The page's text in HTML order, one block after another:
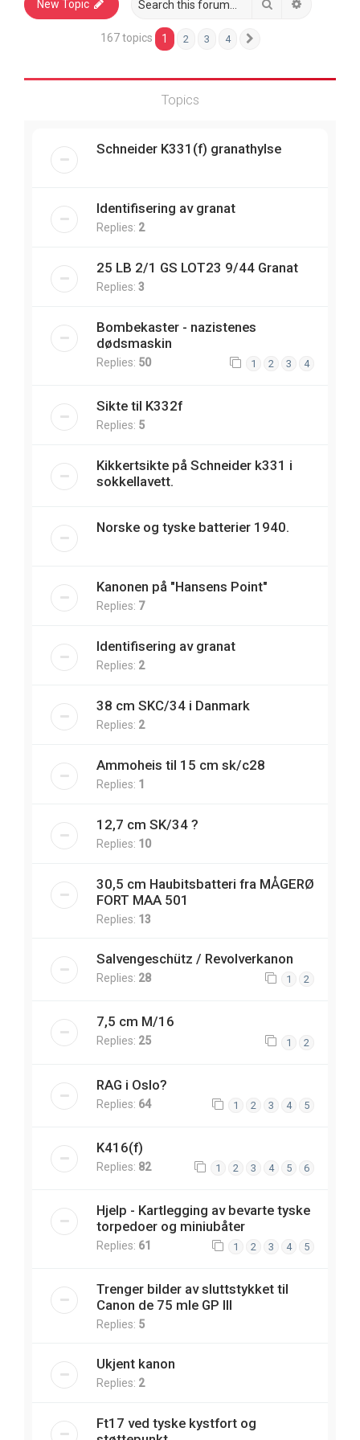
New Topic Search
167 topics 1 2 3 4
Topics
Schneider K331(f) granathylse
Identifisering av granat
Replies: 2
25 LB 2/1 GS LOT23 9/44 Granat
Replies: 3
Bombekaster - nazistenes
dødsmaskin
Replies: 50 1 2 3 4
Sikte til K332f
Replies: 5
Kikkertsikte på Schneider k331 i
sokkellavett.
Norske og tyske batterier 1940.
Kanonen på "Hansens Point"
Replies: 7
Identifisering av granat
Replies: 2
38 cm SKC/34 i Danmark
Replies: 2
Ammoheis til 15 cm sk/c28
Replies: 1
12,7 cm SK/34 ?
Replies: 10
30,5 cm Haubitsbatteri fra MÅGERØ
FORT MAA 501
Replies: 13
Salvengeschütz / Revolverkanon
Replies: 28 1 2
7,5 cm M/16
Replies: 25 1 2
RAG i Oslo?
Replies: 64 1 2 3 4 5
K416(f)
Replies: 82 1 2 3 4 5 6
Hjelp - Kartlegging av bevarte tyske
torpedoer og miniubåter
Replies: 61 1 2 3 4 5
Trenger bilder av sluttstykket til
Canon de 75 mle GP III
Replies: 5
Ukjent kanon
Replies: 2
Ft17 ved tyske kystfort og